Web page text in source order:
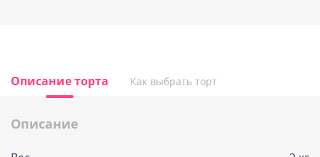
Описание торта Как выбрать торт
Описание